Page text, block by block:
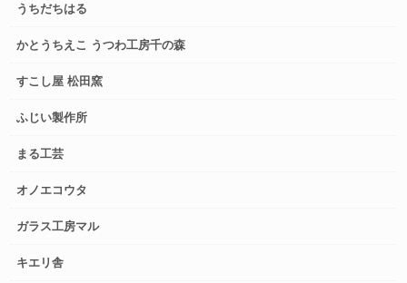
うちだちはる
かとうちえこ うつわ工房千の森
すこし屋 松田窯
ふじい製作所
まる工芸
オノエコウタ
ガラス工房マル
キエリ舎